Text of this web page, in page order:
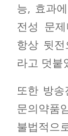
능, 효과
전성 문
항상 뒷
라고 덧붙
또한 방
문의약품
불법적으